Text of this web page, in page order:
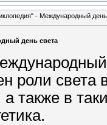
- Международный
день света
роли света
также в